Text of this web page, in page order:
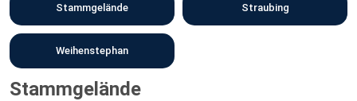
Stammgelände Straubing
Weihenstephan
Stammgelände